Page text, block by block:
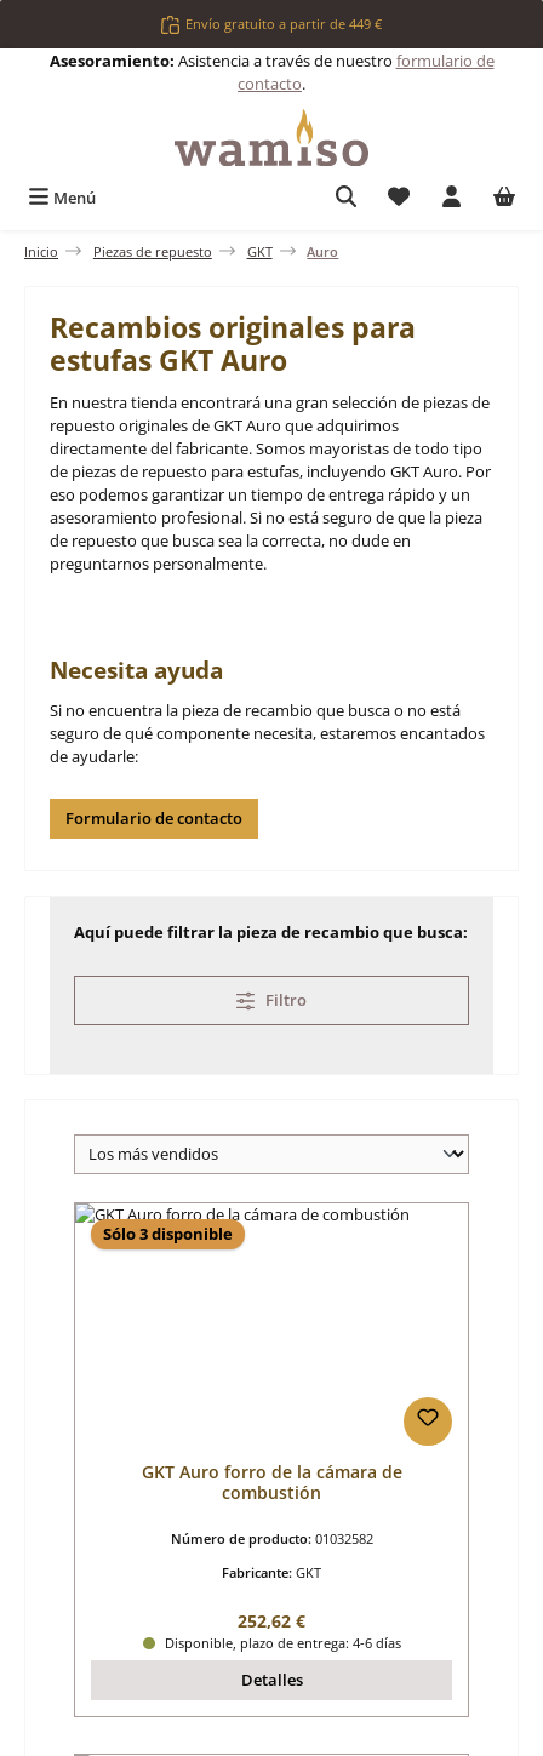
Saltar al contenido principalEnvío gratuito a partir de 449 €
Asesoramiento: Asistencia a través de nuestro formulario de
contacto.
Menú Tienes 0
Inicio Piezas de repuesto GKT Auro
Recambios originales para
estufas GKT Auro
En nuestra tienda encontrará una gran selección de piezas de
repuesto originales de GKT Auro que adquirimos
directamente del fabricante. Somos mayoristas de todo tipo
de piezas de repuesto para estufas, incluyendo GKT Auro. Por
eso podemos garantizar un tiempo de entrega rápido y un
asesoramiento profesional. Si no está seguro de que la pieza
de repuesto que busca sea la correcta, no dude en
preguntarnos personalmente.
Necesita ayuda
Si no encuentra la pieza de recambio que busca o no está
seguro de qué componente necesita, estaremos encantados
de ayudarle:
Formulario de contacto
Aquí puede filtrar la pieza de recambio que busca:
Filtro
Sólo 3 disponible
GKT Auro forro de la cámara de
combustión
Número de producto: 01032582
Fabricante: GKT
Precio normal:
252,62 €
Disponible, plazo de entrega: 4-6 días
Detalles